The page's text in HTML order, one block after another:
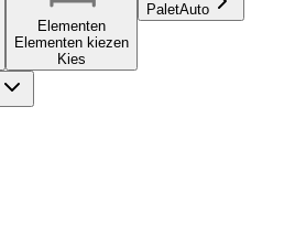
Elementen
Elementen kiezen
Kies
PaletAuto